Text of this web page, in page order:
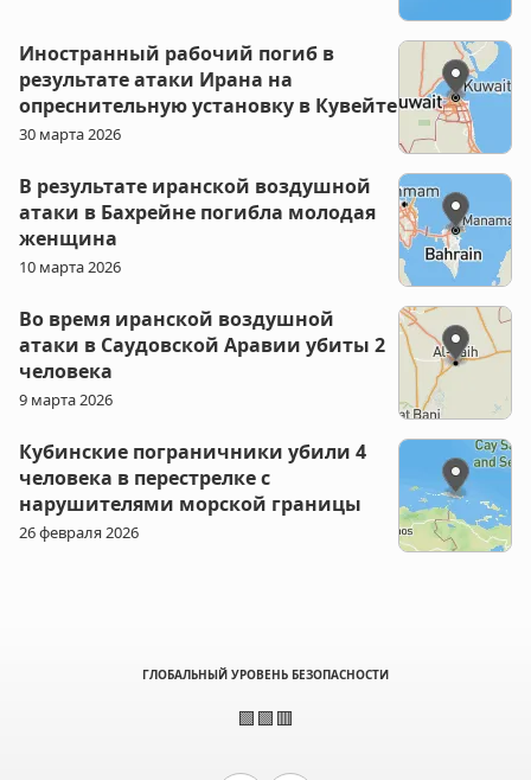
Иностранный рабочий погиб в
результате атаки Ирана на
опреснительную установку в Кувейте
30 марта 2026
В результате иранской воздушной
атаки в Бахрейне погибла молодая
женщина
10 марта 2026
Во время иранской воздушной
атаки в Саудовской Аравии убиты 2
человека
9 марта 2026
Кубинские пограничники убили 4
человека в перестрелке с
нарушителями морской границы
26 февраля 2026
ГЛОБАЛЬНЫЙ УРОВЕНЬ БЕЗОПАСНОСТИ
🟩🟩🟥